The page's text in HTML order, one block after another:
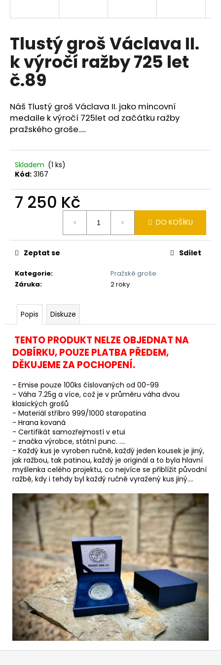
Tlustý groš Václava II.
k výročí ražby 725 let
č.89
Náš Tlustý groš Václava II. jako mincovní
medaile k výročí 725let od začátku ražby
pražského groše.....
Skladem (1 ks)
Kód: 3167
7 250 Kč
DO KOŠÍKU
Kategorie:
Pražské groše
Záruka: 2 roky
Zeptat se Sdílet
Popis Diskuze
TENTO PRODUKT NELZE OBJEDNAT NA
DOBÍRKU, POUZE PLATBA PŘEDEM,
DĚKUJEME ZA POCHOPENÍ.
- Emise pouze 100ks číslovaných od 00-99
- Váha 7.25g a více, což je v průměru váha dvou
klasických grošů
- Materiál stříbro 999/1000 staropatina
- Hrana kovaná
- Certifikát samozřejmostí v etui
- značka výrobce, státní punc. ....
- Každý kus je vyroben ručně, každý jeden kousek je jiný,
jak ražbou, tak patinou, každý je originál a to byla hlavní
myšlenka celého projektu, co nejvíce se přiblížit původní
ražbě, kdy i tehdy byl každý ručně vyražený kus jiný....
í
t
?
HLEDAT
o
p
o
j
e
e
KAPESNÍ
HODINKY
(CIBULE)
LEV
450
Kč
490
Kč
Z